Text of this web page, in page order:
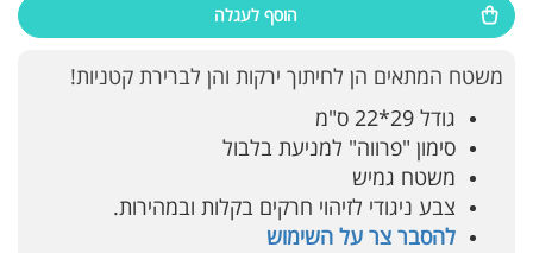
הוסף לעגלה
משטח המתאים הן לחיתוך ירקות והן לברירת קטניות!
גודל 29*22 ס"מ
סימון "פרווה" למניעת בלבול
משטח גמיש
צבע ניגודי לזיהוי חרקים בקלות ובמהירות.
להסבר צר על השימוש